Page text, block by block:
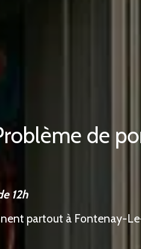
de
12h
partout à Fontenay-